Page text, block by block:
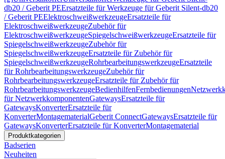
db20 / Geberit PEErsatzteile für Werkzeuge für Geberit Silent-db20
/ Geberit PEElektroschweißwerkzeugeErsatzteile für
ElektroschweißwerkzeugeZubehör für
ElektroschweißwerkzeugeSpiegelschweißwerkzeugeErsatzteile für
SpiegelschweißwerkzeugeZubehör für
SpiegelschweißwerkzeugeErsatzteile für Zubehör für
SpiegelschweißwerkzeugeRohrbearbeitungswerkzeugeErsatzteile
für RohrbearbeitungswerkzeugeZubehör für
RohrbearbeitungswerkzeugeErsatzteile für Zubehör für
RohrbearbeitungswerkzeugeBedienhilfenFernbedienungen
für NetzwerkkomponentenGatewaysErsatzteile für
GatewaysKonverterErsatzteile für
KonverterMontagematerialGeberit ConnectGatewaysErsatzteile für
GatewaysKonverterErsatzteile für KonverterMontagematerial
Produktkategorien
Badserien
Neuheiten